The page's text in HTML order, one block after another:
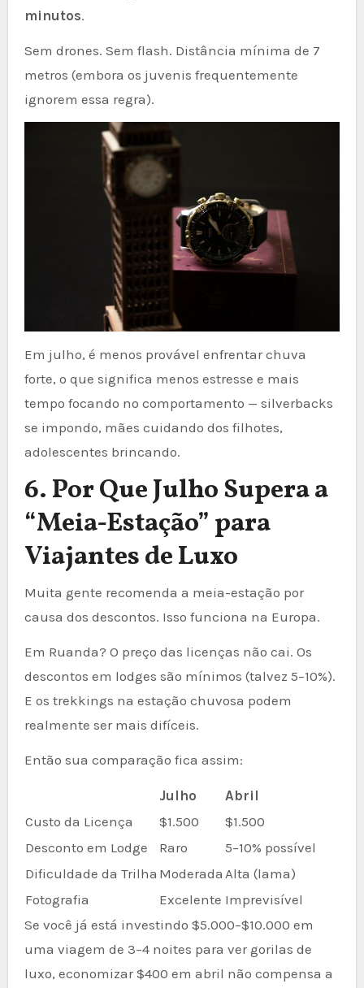
minutos.
Sem drones. Sem flash. Distância mínima de 7
metros (embora os juvenis frequentemente
ignorem essa regra).
Em julho, é menos provável enfrentar chuva
forte, o que significa menos estresse e mais
tempo focando no comportamento — silverbacks
se impondo, mães cuidando dos filhotes,
adolescentes brincando.
6. Por Que Julho Supera a
“Meia-Estação” para
Viajantes de Luxo
Muita gente recomenda a meia-estação por
causa dos descontos. Isso funciona na Europa.
Em Ruanda? O preço das licenças não cai. Os
descontos em lodges são mínimos (talvez 5–10%).
E os trekkings na estação chuvosa podem
realmente ser mais difíceis.
Então sua comparação fica assim:
Julho
Abril
Custo da Licença
$1.500
$1.500
Desconto em Lodge
Raro
5–10% possível
Dificuldade da Trilha Moderada Alta (lama)
Fotografia
Excelente Imprevisível
Se você já está investindo $5.000–$10.000 em
uma viagem de 3–4 noites para ver gorilas de
luxo, economizar $400 em abril não compensa a